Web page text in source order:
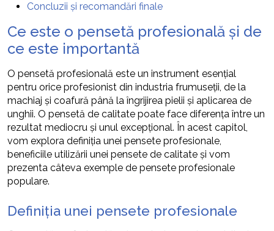
Concluzii și recomandări finale
Ce este o pensetă profesională și de
ce este importantă
O pensetă profesională este un instrument esențial
pentru orice profesionist din industria frumuseții, de la
machiaj și coafură până la îngrijirea pielii și aplicarea de
unghii. O pensetă de calitate poate face diferența între un
rezultat mediocru și unul excepțional. În acest capitol,
vom explora definiția unei pensete profesionale,
beneficiile utilizării unei pensete de calitate și vom
prezenta câteva exemple de pensete profesionale
populare.
Definiția unei pensete profesionale